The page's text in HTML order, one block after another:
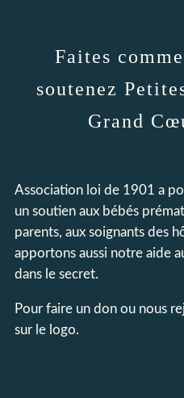
Faites
soutenez
Grand
Association loi de 1901 a
un soutien aux bébés
parents, aux soignants des
apportons aussi notre aide
dans le secret.
Pour faire un don ou nous
sur le logo.